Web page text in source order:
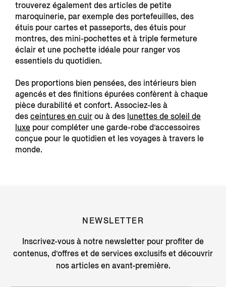
trouverez également des articles de petite
maroquinerie, par exemple des portefeuilles, des
étuis pour cartes et passeports, des étuis pour
montres, des mini-pochettes et à triple fermeture
éclair et une pochette idéale pour ranger vos
essentiels du quotidien.
Des proportions bien pensées, des intérieurs bien
agencés et des finitions épurées confèrent à chaque
pièce durabilité et confort. Associez-les à
desceintures en cuirou à des lunettes de soleil de
luxe pour compléter une garde-robe d’accessoires
conçue pour le quotidien et les voyages à travers le
monde.
NEWSLETTER
Inscrivez-vous à notre newsletter pour profiter de
contenus, d’offres et de services exclusifs et découvrir
nos articles en avant-première.